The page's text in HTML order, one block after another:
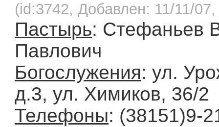
(id:3742, Добавлен: 11/11/
Пастырь: Стефаньев
Павлович
Богослужения: ул.
д.3, ул. Химиков, 36/2
Телефоны: (38151)9-